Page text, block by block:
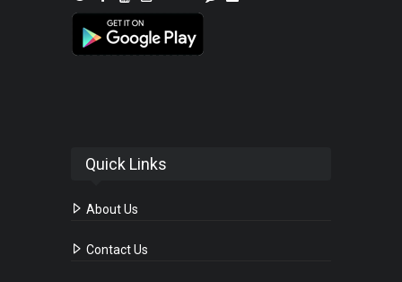
Quick Links
About Us
Contact Us